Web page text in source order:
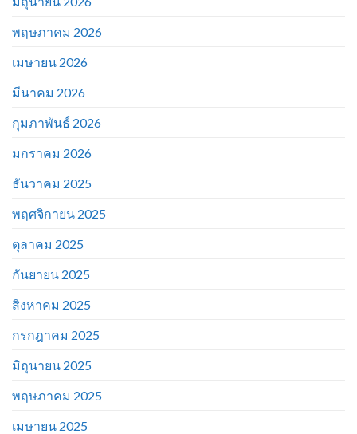
พฤษภาคม 2026
เมษายน 2026
มีนาคม 2026
กุมภาพันธ์ 2026
มกราคม 2026
ธันวาคม 2025
พฤศจิกายน 2025
ตุลาคม 2025
กันยายน 2025
สิงหาคม 2025
กรกฎาคม 2025
มิถุนายน 2025
พฤษภาคม 2025
เมษายน 2025